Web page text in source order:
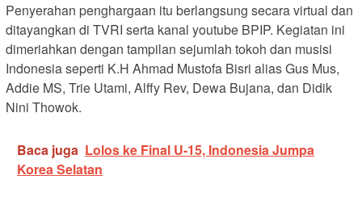
Penyerahan penghargaan itu berlangsung secara virtual dan
ditayangkan di TVRI serta kanal youtube BPIP. Kegiatan ini
dimeriahkan dengan tampilan sejumlah tokoh dan musisi
Indonesia seperti K.H Ahmad Mustofa Bisri alias Gus Mus,
Addie MS, Trie Utami, Alffy Rev, Dewa Bujana, dan Didik
Nini Thowok.
Baca juga Lolos ke Final U-15, Indonesia Jumpa
Korea Selatan